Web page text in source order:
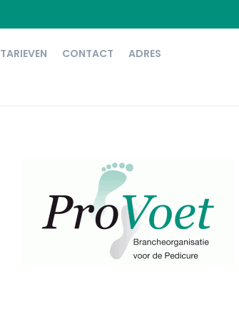
TARIEVEN CONTACT ADRES